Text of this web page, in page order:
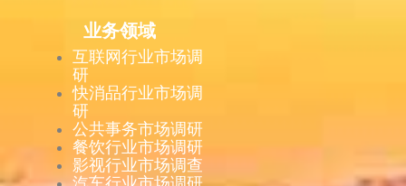
业务领域
互联网行业市场调
研
快消品行业市场调
研
公共事务市场调研
餐饮行业市场调研
影视行业市场调查